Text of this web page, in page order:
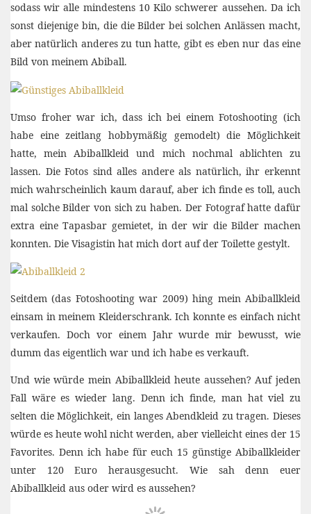
sodass wir alle mindestens 10 Kilo schwerer aussehen. Da ich
sonst diejenige bin, die die Bilder bei solchen Anlässen macht,
aber natürlich anderes zu tun hatte, gibt es eben nur das eine
Bild von meinem Abiball.
Umso froher war ich, dass ich bei einem Fotoshooting (ich
habe eine zeitlang hobbymäßig gemodelt) die Möglichkeit
hatte, mein Abiballkleid und mich nochmal ablichten zu
lassen. Die Fotos sind alles andere als natürlich, ihr erkennt
mich wahrscheinlich kaum darauf, aber ich finde es toll, auch
mal solche Bilder von sich zu haben. Der Fotograf hatte dafür
extra eine Tapasbar gemietet, in der wir die Bilder machen
konnten. Die Visagistin hat mich dort auf der Toilette gestylt.
Seitdem (das Fotoshooting war 2009) hing mein Abiballkleid
einsam in meinem Kleiderschrank. Ich konnte es einfach nicht
verkaufen. Doch vor einem Jahr wurde mir bewusst, wie
dumm das eigentlich war und ich habe es verkauft.
Und wie würde mein Abiballkleid heute aussehen? Auf jeden
Fall wäre es wieder lang. Denn ich finde, man hat viel zu
selten die Möglichkeit, ein langes Abendkleid zu tragen. Dieses
würde es heute wohl nicht werden, aber vielleicht eines der 15
Favorites. Denn ich habe für euch 15 günstige Abiballkleider
unter 120 Euro herausgesucht. Wie sah denn euer
Abiballkleid aus oder wird es aussehen?